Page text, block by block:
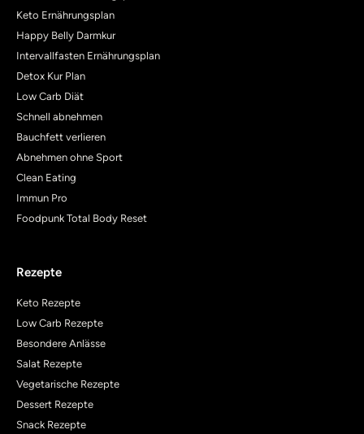
Keto Ernährungsplan
Happy Belly Darmkur
Intervallfasten Ernährungsplan
Detox Kur Plan
Low Carb Diät
Schnell abnehmen
Bauchfett verlieren
Abnehmen ohne Sport
Clean Eating
Immun Pro
Foodpunk Total Body Reset
Rezepte
Keto Rezepte
Low Carb Rezepte
Besondere Anlässe
Salat Rezepte
Vegetarische Rezepte
Dessert Rezepte
Snack Rezepte